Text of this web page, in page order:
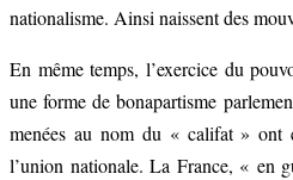
nationalisme. Ainsi naissent des
En même temps, l’exercice du
une forme de bonapartisme
menées au nom du « califat » ont
l’union nationale. La France, « en